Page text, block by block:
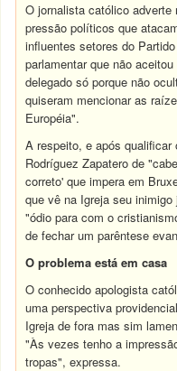
O jornalista católico
pressão políticos que
influentes setores do
parlamentar que não
delegado só porque não
quiseram mencionar as
Européia".
A respeito, e após
Rodríguez Zapatero de
correto' que impera em
que vê na Igreja seu
"ódio para com o
de fechar um parêntese
O problema está em casa
O conhecido apologista
uma perspectiva
Igreja de fora mas sim
"Às vezes tenho a
tropas", expressa.